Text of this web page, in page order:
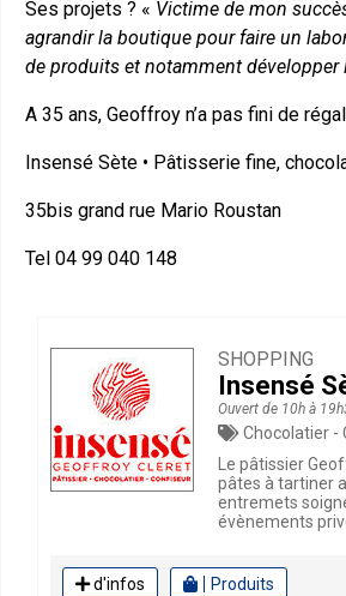
Ses projets ? « Victime de mon
agrandir la boutique pour faire un
de produits et notamment développer
A 35 ans, Geoffroy n’a pas fini de
Insensé Sète • Pâtisserie fine,
35bis grand rue Mario Roustan
Tel 04 99 040 148
SHOPPING
Insensé
Ouvert de 10h à
Chocolatier -
Le pâtissier
pâtes à tartiner
entremets
évènements
d'infos Produits